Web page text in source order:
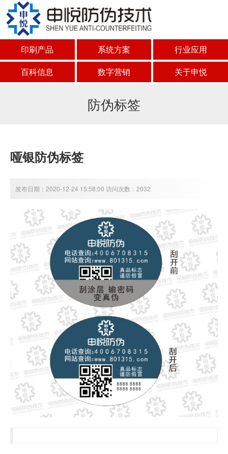
印刷产品 系统方案
行业应用
百科信息
数字营销 关于申悦
防伪标签
哑银防伪标签
发布日期：2020-12-24 15:58:00 访问次数：2032